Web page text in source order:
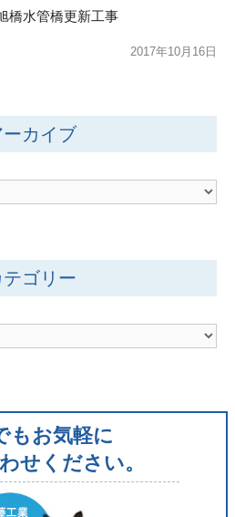
橋水管橋更新工事
2017年10月16日
ーカイブ
テゴリー
もお気軽に
せください。